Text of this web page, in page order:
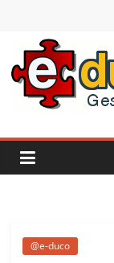
contenido
E-
duco:
del
@e-duco